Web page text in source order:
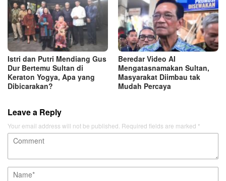
Istri dan Putri Mendiang Gus
Dur Bertemu Sultan di
Keraton Yogya, Apa yang
Dibicarakan?
Beredar Video AI
Mengatasnamakan Sultan,
Masyarakat Diimbau tak
Mudah Percaya
Leave a Reply
Your email address will not be published. Required fields are marked *